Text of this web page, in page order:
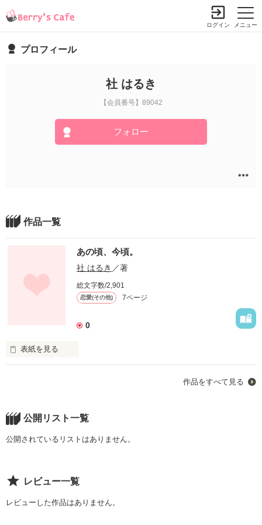
メニュー
ログイン
プロフィール
社 はるき
【会員番号】89042
フォロー
作品一覧
あの頃、今頃。
社 はるき ／著
総文字数/2,901
恋愛(その他) 7ページ
0
表紙を見る
楽しいときも悲しいときも……
苦しいときも幸せなときも。
２人とも失えない、手放せない存在。
……それなのに。
作品をすべて見る
公開リスト一覧
公開されているリストはありません。
レビュー一覧
レビューした作品はありません。